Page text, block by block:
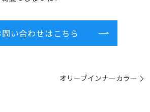
問い合わせはこちら
オリーブインナーカラー